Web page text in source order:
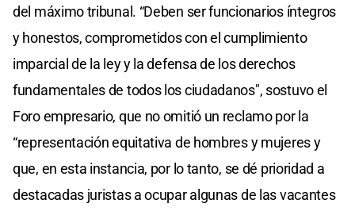
del máximo tribunal. “Deben ser funcionarios íntegros
y honestos, comprometidos con el cumplimiento
imparcial de la ley y la defensa de los derechos
fundamentales de todos los ciudadanos", sostuvo el
Foro empresario, que no omitió un reclamo por la
“representación equitativa de hombres y mujeres y
que, en esta instancia, por lo tanto, se dé prioridad a
destacadas juristas a ocupar algunas de las vacantes